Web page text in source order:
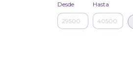
Desde Hasta